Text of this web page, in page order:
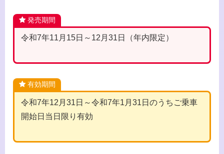
発売期間
令和7年11月15日～12月31日（年内限定）
有効期間
令和7年12月31日～令和7年1月31日のうちご乗車
開始日当日限り有効